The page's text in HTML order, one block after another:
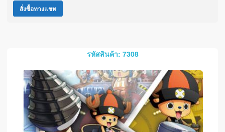
สั่งซื้อทางแชท
รหัสสินค้า: 7308